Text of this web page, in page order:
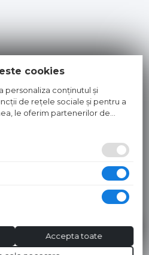
in lei si includ tva. Ofertele sunt
cookies
personaliza conținutul și
de rețele sociale și pentru a
le oferim partenerilor de
și de analize informații cu privire
nostru. Aceștia le pot combina
sau culese în urma folosirii
Accepta toate